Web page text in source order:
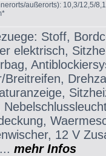
außerorts): 10,3/12,5/
Stoff,
elektrisch,
12 V
mehr Infos